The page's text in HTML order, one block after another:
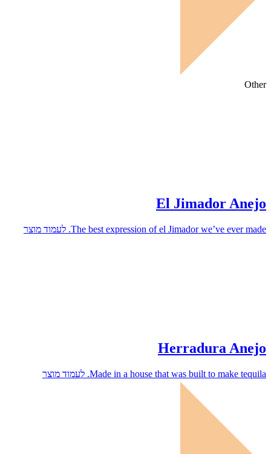
Other
El Jimador Anejo
The best expression of el Jimador we’ve ever made. לעמוד מוצר
Herradura Anejo
Made in a house that was built to make tequila. לעמוד מוצר